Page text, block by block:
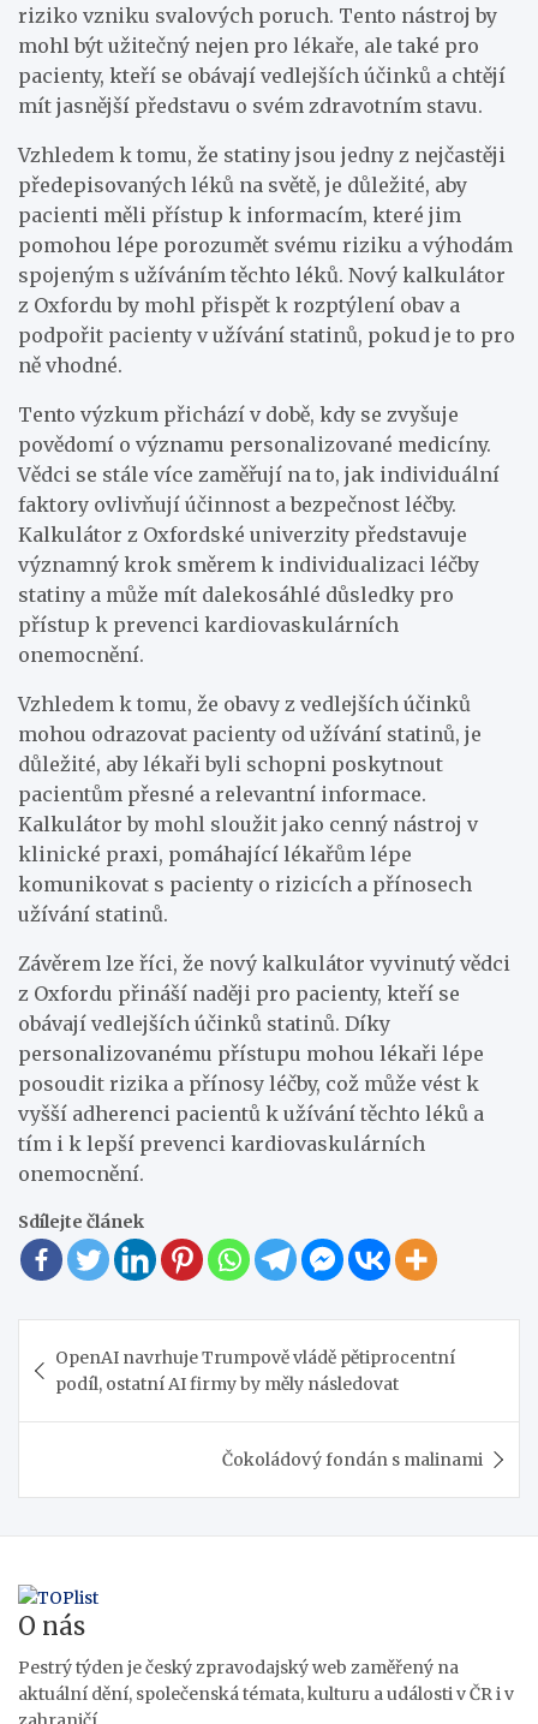
riziko vzniku svalových poruch. Tento nástroj by
mohl být užitečný nejen pro lékaře, ale také pro
pacienty, kteří se obávají vedlejších účinků a chtějí
mít jasnější představu o svém zdravotním stavu.
Vzhledem k tomu, že statiny jsou jedny z nejčastěji
předepisovaných léků na světě, je důležité, aby
pacienti měli přístup k informacím, které jim
pomohou lépe porozumět svému riziku a výhodám
spojeným s užíváním těchto léků. Nový kalkulátor
z Oxfordu by mohl přispět k rozptýlení obav a
podpořit pacienty v užívání statinů, pokud je to pro
ně vhodné.
Tento výzkum přichází v době, kdy se zvyšuje
povědomí o významu personalizované medicíny.
Vědci se stále více zaměřují na to, jak individuální
faktory ovlivňují účinnost a bezpečnost léčby.
Kalkulátor z Oxfordské univerzity představuje
významný krok směrem k individualizaci léčby
statiny a může mít dalekosáhlé důsledky pro
přístup k prevenci kardiovaskulárních
onemocnění.
Vzhledem k tomu, že obavy z vedlejších účinků
mohou odrazovat pacienty od užívání statinů, je
důležité, aby lékaři byli schopni poskytnout
pacientům přesné a relevantní informace.
Kalkulátor by mohl sloužit jako cenný nástroj v
klinické praxi, pomáhající lékařům lépe
komunikovat s pacienty o rizicích a přínosech
užívání statinů.
Závěrem lze říci, že nový kalkulátor vyvinutý vědci
z Oxfordu přináší naději pro pacienty, kteří se
obávají vedlejších účinků statinů. Díky
personalizovanému přístupu mohou lékaři lépe
posoudit rizika a přínosy léčby, což může vést k
vyšší adherenci pacientů k užívání těchto léků a
tím i k lepší prevenci kardiovaskulárních
onemocnění.
Sdílejte článek
pro
příspěvek
OpenAI navrhuje Trumpově vládě pětiprocentní
podíl, ostatní AI firmy by měly následovat
Čokoládový fondán s malinami
O nás
Pestrý týden je český zpravodajský web zaměřený na
aktuální dění, společenská témata, kulturu a události v ČR i v